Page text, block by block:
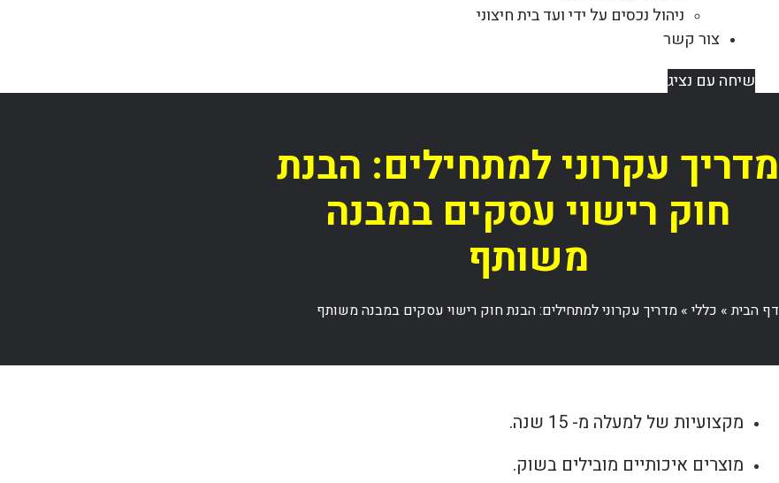
ניהול נכסים על ידי ועד בית חיצוני
צור קשר
שיחה עם נציג
מדריך עקרוני למתחילים: הבנת
חוק רישוי עסקים במבנה
משותף
דף הבית» כללי » מדריך עקרוני למתחילים: הבנת חוק רישוי עסקים במבנה משותף
מקצועיות של למעלה מ- 15 שנה.
מוצרים איכותיים מובילים בשוק.